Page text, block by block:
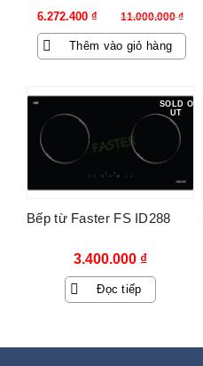
11.000.000₫
Giá
gốc
là:
6.272.400 ₫
Giá
hiện
tại
Thêm vào giỏ hàng
SOLD O
UT
Bếp từ Faster FS ID288
3.400.000 ₫
Đọc tiếp